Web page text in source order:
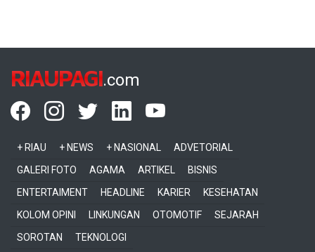
RIAUPAGI.com
+ RIAU + NEWS + NASIONAL
ADVETORIAL
GALERI FOTO
AGAMA ARTIKEL
BISNIS
ENTERTAIMENT
HEADLINE KARIER
KESEHATAN
KOLOM OPINI
LINKUNGAN OTOMOTIF
SEJARAH
SOROTAN
TEKNOLOGI